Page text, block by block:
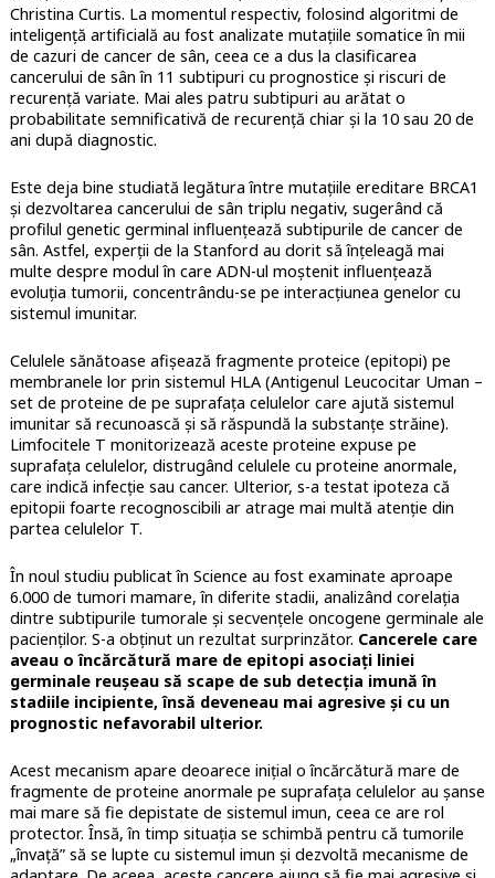
Christina Curtis. La momentul respectiv, folosind algoritmi de
inteligență artificială au fost analizate mutațiile somatice în mii
de cazuri de cancer de sân, ceea ce a dus la clasificarea
cancerului de sân în 11 subtipuri cu prognostice și riscuri de
recurență variate. Mai ales patru subtipuri au arătat o
probabilitate semnificativă de recurență chiar și la 10 sau 20 de
ani după diagnostic.
Este deja bine studiată legătura între mutațiile ereditare BRCA1
și dezvoltarea cancerului de sân triplu negativ, sugerând că
profilul genetic germinal influențează subtipurile de cancer de
sân. Astfel, experții de la Stanford au dorit să înțeleagă mai
multe despre modul în care ADN-ul moștenit influențează
evoluția tumorii, concentrându-se pe interacțiunea genelor cu
sistemul imunitar.
Celulele sănătoase afișează fragmente proteice (epitopi) pe
membranele lor prin sistemul HLA (Antigenul Leucocitar Uman –
set de proteine de pe suprafața celulelor care ajută sistemul
imunitar să recunoască și să răspundă la substanțe străine).
Limfocitele T monitorizează aceste proteine expuse pe
suprafața celulelor, distrugând celulele cu proteine anormale,
care indică infecție sau cancer. Ulterior, s-a testat ipoteza că
epitopii foarte recognoscibili ar atrage mai multă atenție din
partea celulelor T.
În noul studiu publicat în Science au fost examinate aproape
6.000 de tumori mamare, în diferite stadii, analizând corelația
dintre subtipurile tumorale și secvențele oncogene germinale ale
pacienților. S-a obținut un rezultat surprinzător. Cancerele care
aveau o încărcătură mare de epitopi asociați liniei
germinale reușeau să scape de sub detecția imună în
stadiile incipiente, însă deveneau mai agresive și cu un
prognostic nefavorabil ulterior.
Acest mecanism apare deoarece inițial o încărcătură mare de
fragmente de proteine anormale pe suprafața celulelor au șanse
mai mare să fie depistate de sistemul imun, ceea ce are rol
protector. Însă, în timp situația se schimbă pentru că tumorile
„învață” să se lupte cu sistemul imun și dezvoltă mecanisme de